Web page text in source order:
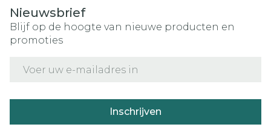
Nieuwsbrief
Blijf op de hoogte van nieuwe producten en
promoties
Inschrijven